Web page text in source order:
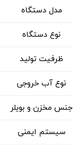
مدل دستگاه
نوع دستگاه
ظرفیت تولید
نوع آب خروجی
جنس مخزن و بویلر
سیستم ایمنی